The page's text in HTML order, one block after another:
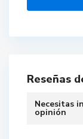
Reseñas
Necesitas
opinión